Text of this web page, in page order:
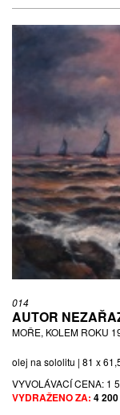
014
AUTOR
MOŘE, KOLEM ROKU
olej na sololitu | 81 x
VYVOLÁVACÍ CENA: 1
VYDRAŽENO ZA: 4